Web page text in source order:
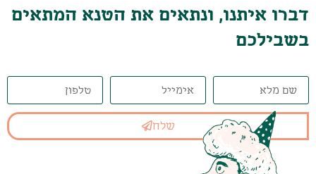
דברו איתנו, ונתאים את הטנא המתאים
בשבילכם
שלח